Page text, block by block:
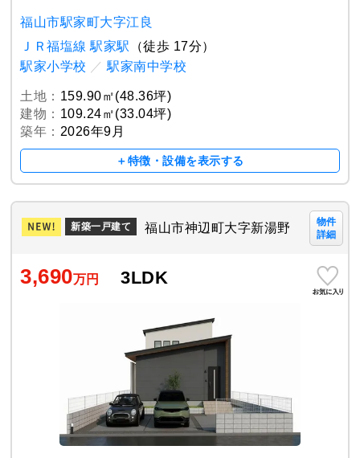
福山市駅家町大字江良
ＪＲ福塩線 駅家駅
（徒歩 17分）
駅家小学校 ／ 駅家南中学校
土地： 159.90㎡(48.36坪)
建物： 109.24㎡(33.04坪)
築年： 2026年9月
＋特徴・設備を表示する
新築一戸建て 福山市神辺町大字新湯野
物件
詳細
3,690万円 3LDK